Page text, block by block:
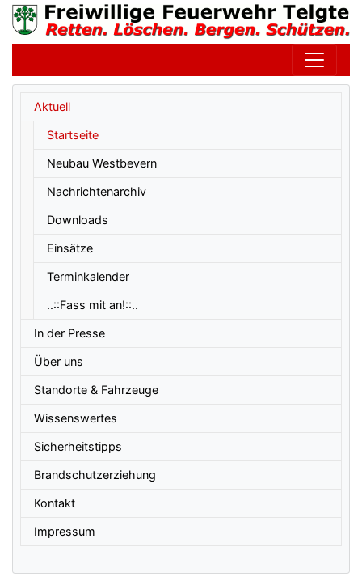
Untermenüpunkte im aktuellen Bereich
Aktuell
Startseite
Neubau Westbevern
Nachrichtenarchiv
Downloads
Einsätze
Terminkalender
..::Fass mit an!::..
In der Presse
Über uns
Standorte & Fahrzeuge
Wissenswertes
Sicherheitstipps
Brandschutzerziehung
Kontakt
Impressum